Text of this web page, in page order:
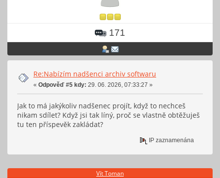
171
Re:Nabízím nadšenci archiv softwaru
« Odpověď #5 kdy: 29. 06. 2026, 07:33:27 »
Jak to má jakýkoliv nadšenec projít, když to nechceš
nikam sdílet? Když jsi tak líný, proč se vlastně obtěžuješ
tu ten příspevěk zakládat?
IP zaznamenána
Vít Toman